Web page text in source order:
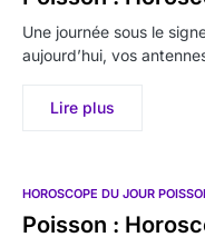
Une journée sous le
aujourd’hui, vos
Lire plus
HOROSCOPE DU JOUR
Poisson :